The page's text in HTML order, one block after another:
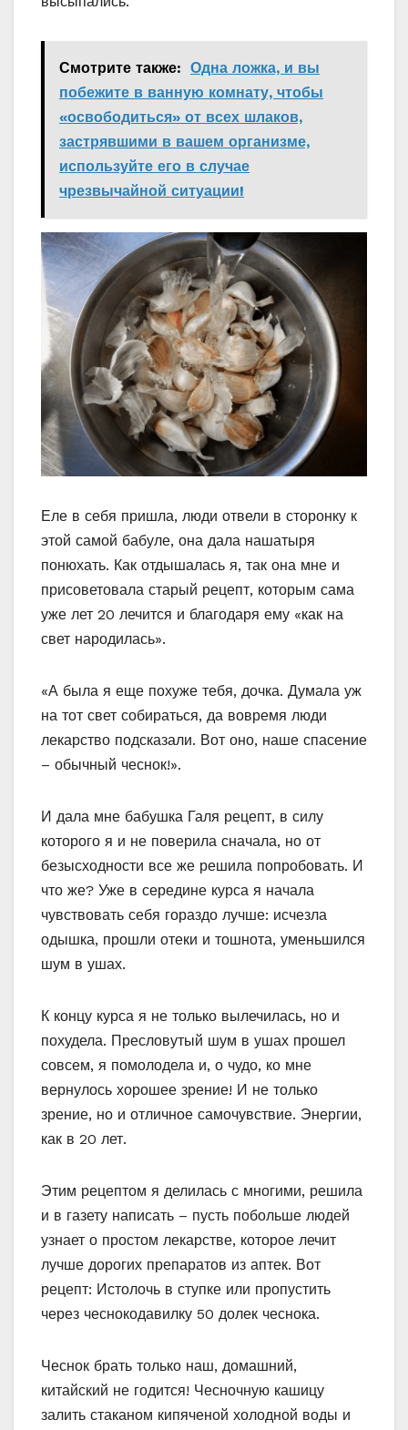
Смотрите также: Одна ложка, и вы
побежите в ванную комнату, чтобы
«освободиться» от всех шлаков,
застрявшими в вашем организме,
используйте его в случае
чрезвычайной ситуации!
Еле в себя пришла, люди отвели в сторонку к
этой самой бабуле, она дала нашатыря
понюхать. Как отдышалась я, так она мне и
присоветовала старый рецепт, которым сама
уже лет 20 лечится и благодаря ему «как на
свет народилась».
«А была я еще похуже тебя, дочка. Думала уж
на тот свет собираться, да вовремя люди
лекарство подсказали. Вот оно, наше спасение
– обычный чеснок!».
И дала мне бабушка Галя рецепт, в силу
которого я и не поверила сначала, но от
безысходности все же решила попробовать. И
что же? Уже в середине курса я начала
чувствовать себя гораздо лучше: исчезла
одышка, прошли отеки и тошнота, уменьшился
шум в ушах.
К концу курса я не только вылечилась, но и
похудела. Пресловутый шум в ушах прошел
совсем, я помолодела и, о чудо, ко мне
вернулось хорошее зрение! И не только
зрение, но и отличное самочувствие. Энергии,
как в 20 лет.
Этим рецептом я делилась с многими, решила
и в газету написать – пусть побольше людей
узнает о простом лекарстве, которое лечит
лучше дорогих препаратов из аптек. Вот
рецепт: Истолочь в ступке или пропустить
через чеснокодавилку 50 долек чеснока.
Чеснок брать только наш, домашний,
китайский не годится! Чесночную кашицу
залить стаканом кипяченой холодной воды и